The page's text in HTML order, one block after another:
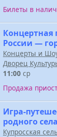
Билеты в
России —
Концерты и
Дворец
11:00 ср
Продажа
Игра-
родного
Купросская